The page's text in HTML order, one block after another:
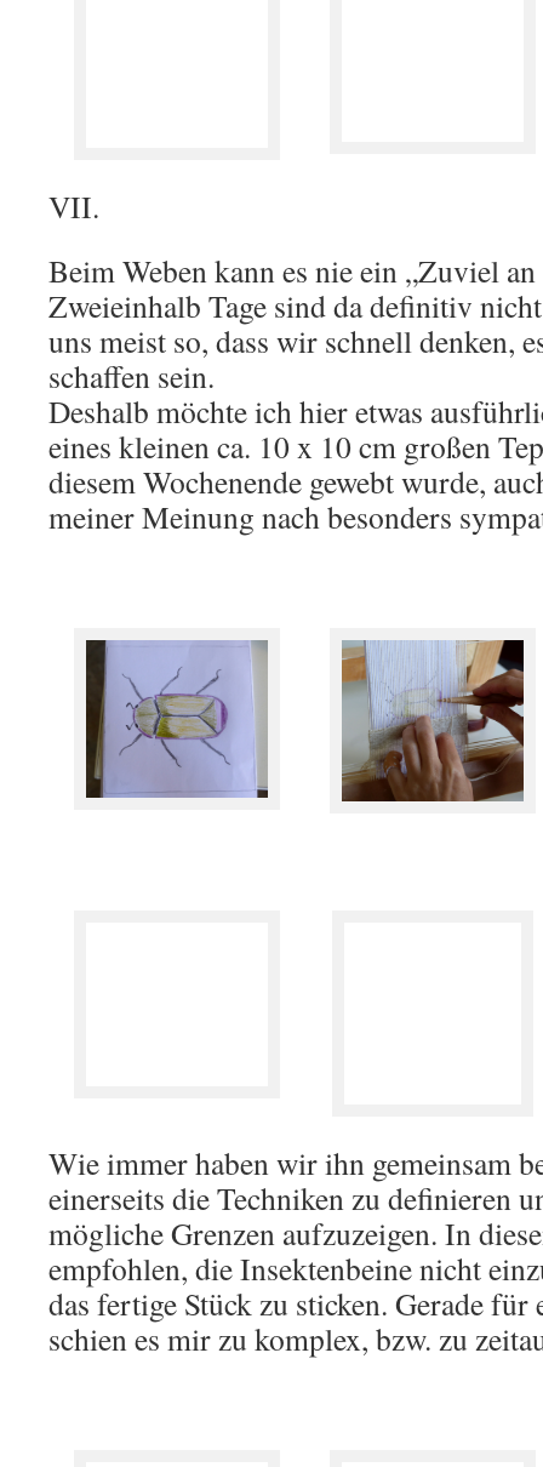
VII.
Beim Weben kann es nie ein „Zuviel
Zweieinhalb Tage sind da definitiv
uns meist so, dass wir schnell denken,
schaffen sein.
Deshalb möchte ich hier etwas
eines kleinen ca. 10 x 10 cm großen
diesem Wochenende gewebt wurde,
meiner Meinung nach besonders
Wie immer haben wir ihn gemeinsam
einerseits die Techniken zu definieren
mögliche Grenzen aufzuzeigen. In
empfohlen, die Insektenbeine nicht
das fertige Stück zu sticken. Gerade für
schien es mir zu komplex, bzw. zu